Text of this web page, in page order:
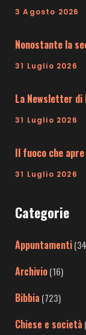
3 Agosto 2026
Nonostante la
31 Luglio 2026
La Newsletter di
31 Luglio 2026
Il fuoco che
31 Luglio 2026
Categorie
Appuntamenti
Archivio(16)
Bibbia (723)
Chiese e società